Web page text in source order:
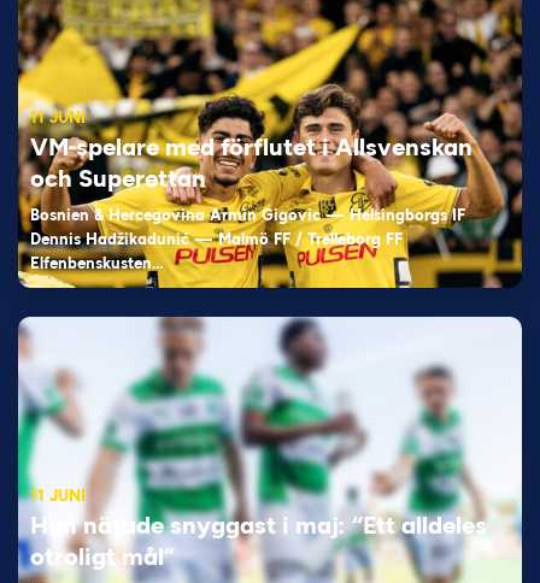
11 JUNI
VM-spelare med förflutet i Allsvenskan
och Superettan
Bosnien & Hercegovina Armin Gigovic — Helsingborgs IF
Dennis Hadžikadunić — Malmö FF / Trelleborg FF
Elfenbenskusten…
11 JUNI
Han nätade snyggast i maj: “Ett alldeles
otroligt mål”